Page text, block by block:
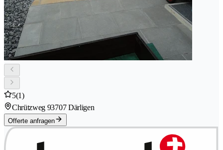
5(1)
Chrützweg 93707 Därligen
Offerte anfragen